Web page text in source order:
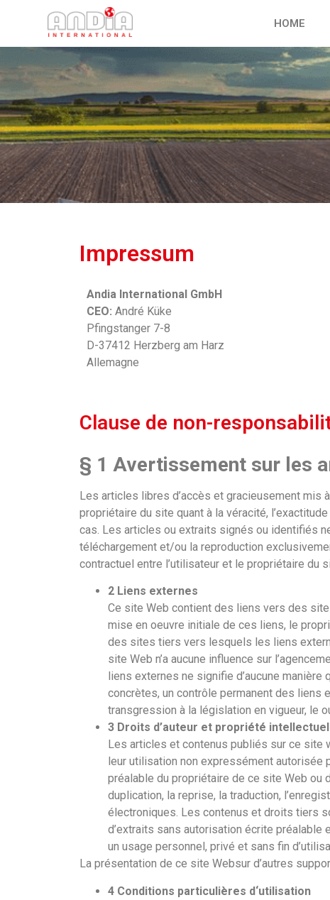
HOME
Impressum
Andia International GmbH
CEO: André Küke
Pfingstanger 7-8
D-37412 Herzberg am Harz
Allemagne
Clause de non-
§ 1 Avertissement sur les
Les articles libres d’accès et gracieusement
propriétaire du site quant à la véracité,
cas. Les articles ou extraits signés ou identifiés
téléchargement et/ou la reproduction
contractuel entre l’utilisateur et le propriétaire du
2 Liens externes
Ce site Web contient des liens vers des
mise en oeuvre initiale de ces liens, le
des sites tiers vers lesquels les liens
site Web n’a aucune influence sur
liens externes ne signifie d’aucune
concrètes, un contrôle permanent des liens
transgression à la législation en vigueur, le
3 Droits d’auteur et propriété
Les articles et contenus publiés sur ce site
leur utilisation non expressément
préalable du propriétaire de ce site Web ou
duplication, la reprise, la traduction,
électroniques. Les contenus et droits tiers
d’extraits sans autorisation écrite
un usage personnel, privé et sans fin
La présentation de ce site Websur d’autres
4 Conditions particulières d‘utilisation